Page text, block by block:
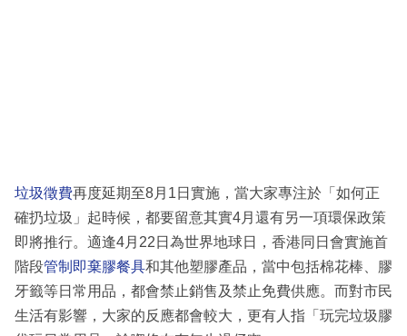
垃圾徵費再度延期至8月1日實施，當大家專注於「如何正
確扔垃圾」起時候，都要留意其實4月還有另一項環保政策
即將推行。適逢4月22日為世界地球日，香港同日會實施首
階段管制即棄膠餐具和其他塑膠產品，當中包括棉花棒、膠
牙籤等日常用品，都會禁止銷售及禁止免費供應。而對市民
生活有影響，大家的反應都會較大，更有人指「玩完垃圾膠